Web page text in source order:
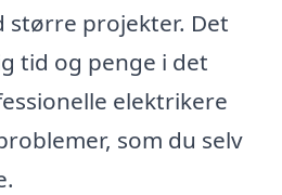
projekter. Det
tid og penge i det
elektrikere
som du selv